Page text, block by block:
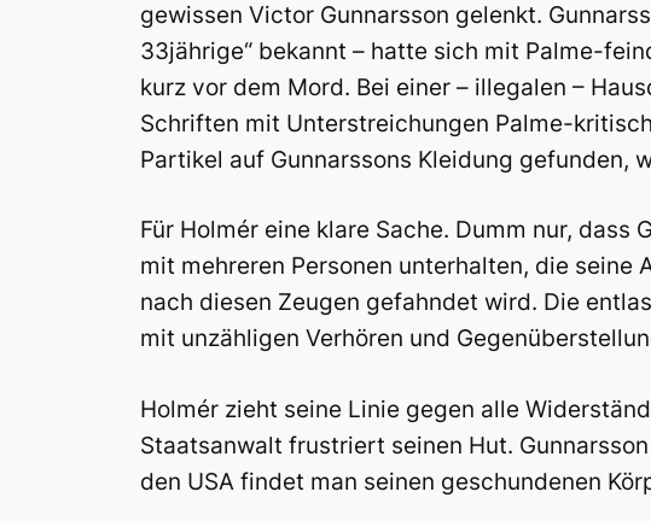
gewissen Victor Gunnarsson gelenkt.
33jährige“ bekannt – hatte sich mit Palme-
kurz vor dem Mord. Bei einer – illegalen –
Schriften mit Unterstreichungen Palme-
Partikel auf Gunnarssons Kleidung gefunden,
Für Holmér eine klare Sache. Dumm nur,
mit mehreren Personen unterhalten, die seine
nach diesen Zeugen gefahndet wird. Die
mit unzähligen Verhören und
Holmér zieht seine Linie gegen alle
Staatsanwalt frustriert seinen Hut.
den USA findet man seinen geschundenen